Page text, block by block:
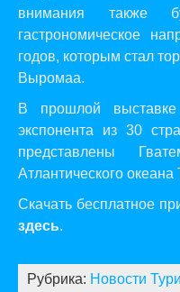
внимания также
гастрономическое
годов, которым стал
Выромаа.
В прошлой выставке
экспонента из 30
представлены
Атлантического океана
Скачать бесплатное
здесь.
Рубрика: Новости